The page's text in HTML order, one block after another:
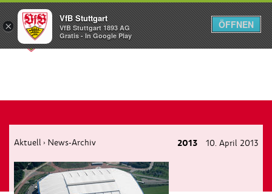
Menü
Aktuell › News-Archiv 2013 10. April 2013
×
VfB Stuttgart
VfB Stuttgart 1893 AG
Gratis - In Google Play
ÖFFNEN